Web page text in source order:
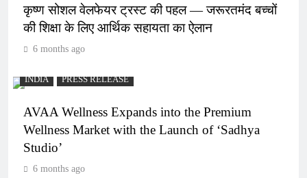
कृष्ण सोशल वेलफेयर ट्रस्ट की पहल — जरूरतमंद बच्चों
की शिक्षा के लिए आर्थिक सहायता का ऐलान
6 months ago
INDIA PRESS RELEASE
AVAA Wellness Expands into the Premium
Wellness Market with the Launch of ‘Sadhya
Studio’
6 months ago